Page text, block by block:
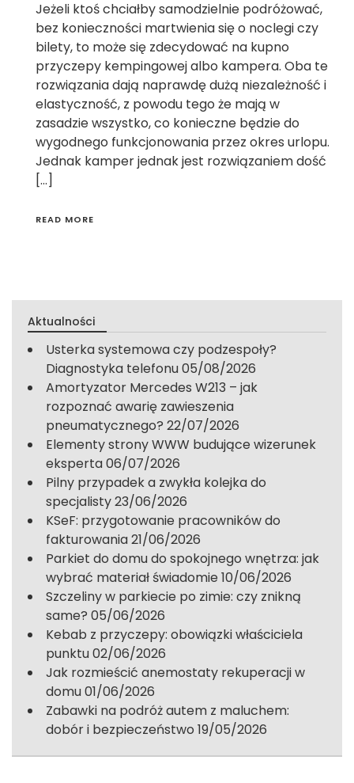
Jeżeli ktoś chciałby samodzielnie podróżować,
bez konieczności martwienia się o noclegi czy
bilety, to może się zdecydować na kupno
przyczepy kempingowej albo kampera. Oba te
rozwiązania dają naprawdę dużą niezależność i
elastyczność, z powodu tego że mają w
zasadzie wszystko, co konieczne będzie do
wygodnego funkcjonowania przez okres urlopu.
Jednak kamper jednak jest rozwiązaniem dość
[…]
READ MORE
Aktualności
Usterka systemowa czy podzespoły?
Diagnostyka telefonu05/08/2026
Amortyzator Mercedes W213 – jak
rozpoznać awarię zawieszenia
pneumatycznego? 22/07/2026
Elementy strony WWW budujące wizerunek
eksperta06/07/2026
Pilny przypadek a zwykła kolejka do
specjalisty23/06/2026
KSeF: przygotowanie pracowników do
fakturowania21/06/2026
Parkiet do domu do spokojnego wnętrza: jak
wybrać materiał świadomie 10/06/2026
Szczeliny w parkiecie po zimie: czy znikną
same? 05/06/2026
Kebab z przyczepy: obowiązki właściciela
punktu02/06/2026
Jak rozmieścić anemostaty rekuperacji w
domu01/06/2026
Zabawki na podróż autem z maluchem:
dobór i bezpieczeństwo 19/05/2026